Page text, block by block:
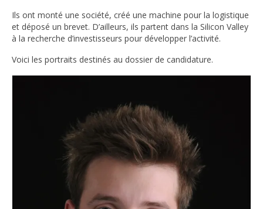
Ils ont monté une société, créé une machine pour la logistique
et déposé un brevet. D’ailleurs, ils partent dans la Silicon Valley
à la recherche d’investisseurs pour développer l’activité.
Voici les portraits destinés au dossier de candidature.